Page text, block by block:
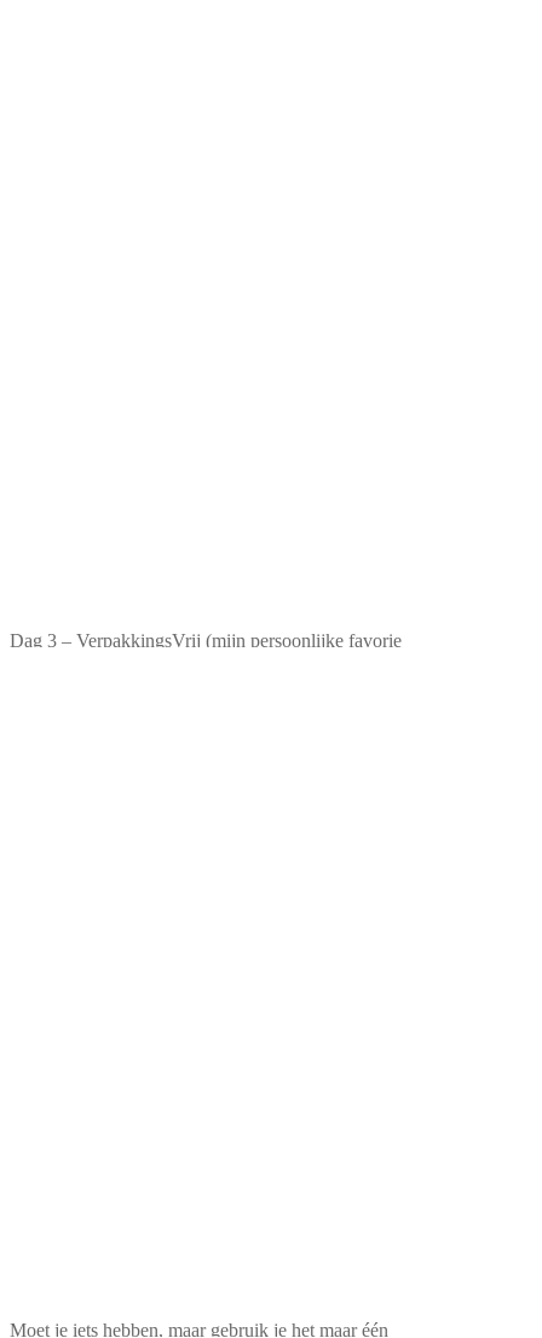
Dag 3 – VerpakkingsVrij (mijn persoonlijke favorie
Moet je iets hebben, maar gebruik je het maar één